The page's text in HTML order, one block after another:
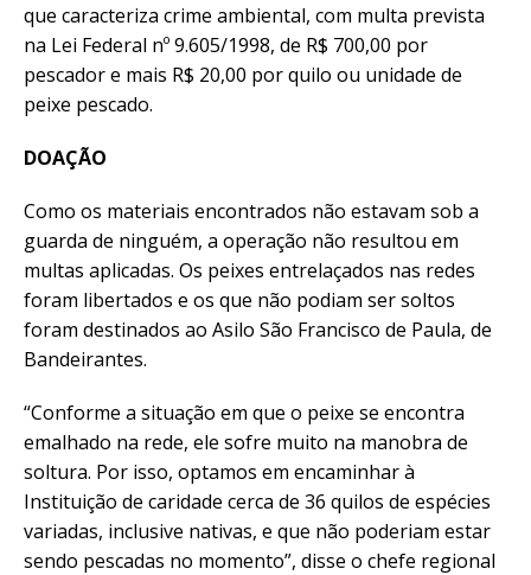
que caracteriza crime ambiental, com multa prevista
na Lei Federal nº 9.605/1998, de R$ 700,00 por
pescador e mais R$ 20,00 por quilo ou unidade de
peixe pescado.
DOAÇÃO
Como os materiais encontrados não estavam sob a
guarda de ninguém, a operação não resultou em
multas aplicadas. Os peixes entrelaçados nas redes
foram libertados e os que não podiam ser soltos
foram destinados ao Asilo São Francisco de Paula, de
Bandeirantes.
“Conforme a situação em que o peixe se encontra
emalhado na rede, ele sofre muito na manobra de
soltura. Por isso, optamos em encaminhar à
Instituição de caridade cerca de 36 quilos de espécies
variadas, inclusive nativas, e que não poderiam estar
sendo pescadas no momento”, disse o chefe regional